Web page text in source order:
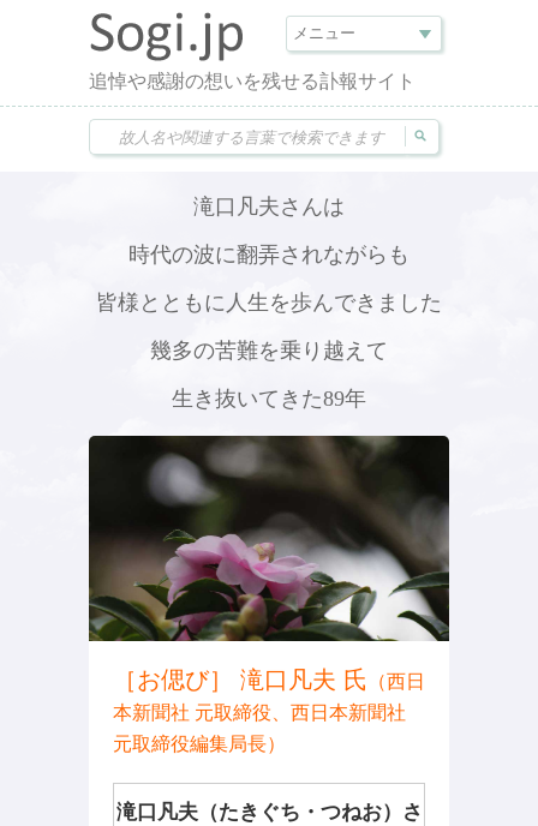
追悼や感謝の想いを残せる訃報サイト
滝口凡夫さんは
時代の波に翻弄されながらも
皆様とともに人生を歩んできました
幾多の苦難を乗り越えて
生き抜いてきた89年
［お偲び］ 滝口凡夫 氏
（西日
本新聞社 元取締役、西日本新聞社
元取締役編集局長）
滝口凡夫（たきぐち・つねお）さ